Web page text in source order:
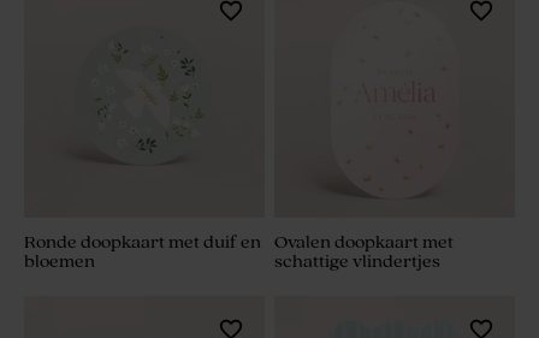
Ronde doopkaart met duif en
bloemen
Ovalen doopkaart met
schattige vlindertjes